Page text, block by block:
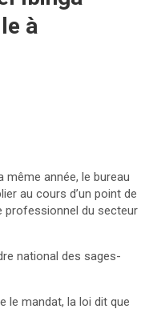
à
même année, le bureau
au cours d’un point de
professionnel du secteur
national des sages-
le mandat, la loi dit que